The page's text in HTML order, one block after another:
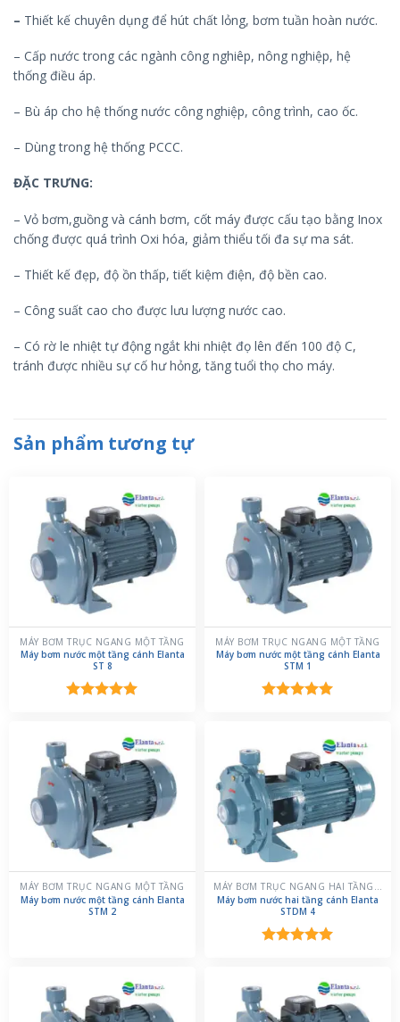
– Thiết kế chuyên dụng để hút chất lỏng, bơm tuần hoàn nước.
– Cấp nước trong các ngành công nghiêp, nông nghiệp, hệ
thống điều áp.
– Bù áp cho hệ thống nước công nghiệp, công trình, cao ốc.
– Dùng trong hệ thống PCCC.
ĐẶC TRƯNG:
– Vỏ bơm,guồng và cánh bơm, cốt máy được cấu tạo bằng Inox
chống được quá trình Oxi hóa, giảm thiểu tối đa sự ma sát.
– Thiết kế đẹp, độ ồn thấp, tiết kiệm điện, độ bền cao.
– Công suất cao cho được lưu lượng nước cao.
– Có rờ le nhiệt tự động ngắt khi nhiệt đọ lên đến 100 độ C,
tránh được nhiều sự cố hư hỏng, tăng tuổi thọ cho máy.
Sản phẩm tương tự
MÁY BƠM TRỤC NGANG MỘT TẦNG
Máy bơm nước một tầng cánh Elanta
ST 8
MÁY BƠM TRỤC NGANG MỘT TẦNG
Máy bơm nước một tầng cánh Elanta
STM 1
MÁY BƠM TRỤC NGANG MỘT TẦNG
Máy bơm nước một tầng cánh Elanta
STM 2
MÁY BƠM TRỤC NGANG HAI TẦNG CÁNH
Máy bơm nước hai tầng cánh Elanta
STDM 4